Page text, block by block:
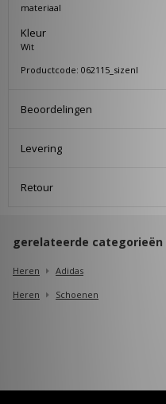
materiaal
Kleur
Wit
Productcode: 062115_sizenl
Beoordelingen
Levering
Retour
gerelateerde categorieën
Heren
Adidas
Heren
Schoenen